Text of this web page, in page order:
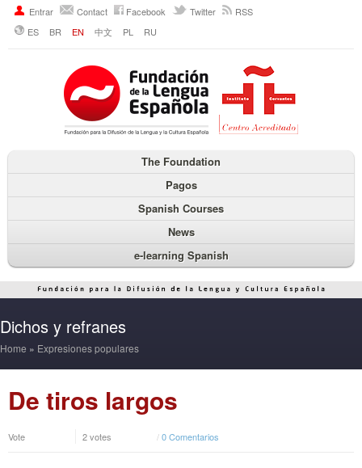
Entrar Contact Facebook Twitter
RSS
ES
BR EN 中文 PL RU
The Foundation
Pagos
Spanish Courses
News
e-learning Spanish
Dichos y refranes
Home » Expresiones populares
De tiros largos
Vote 2 votes /0 Comentarios